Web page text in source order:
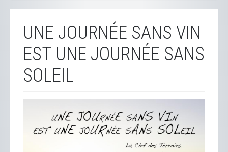
UNE JOURNÉE SANS VIN
EST UNE JOURNÉE SANS
SOLEIL